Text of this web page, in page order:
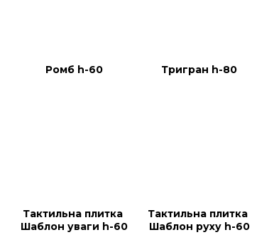
Ромб h-60 Тригран h-80
Тактильна плитка
Шаблон уваги h-60
Тактильна плитка
Шаблон руху h-60